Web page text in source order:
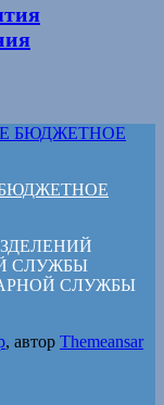
СЛУЖБЫ
СЛУЖБЫ
, автор Themeansar